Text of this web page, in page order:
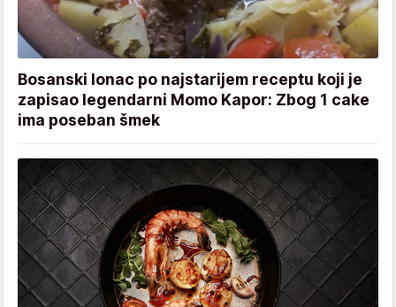
Bosanski lonac po najstarijem receptu koji je
zapisao legendarni Momo Kapor: Zbog 1 cake
ima poseban šmek